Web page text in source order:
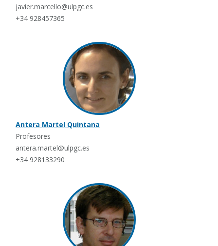
javier.marcello@ulpgc.es
+34 928457365
Antera Martel Quintana
Profesores
antera.martel@ulpgc.es
+34 928133290